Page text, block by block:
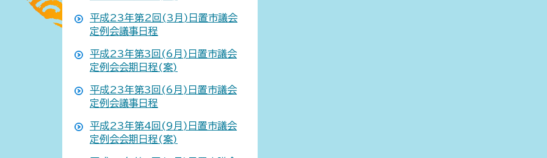
平成23年第2回(3月)日置市議会
定例会議事日程
平成23年第3回(6月)日置市議会
定例会会期日程(案)
平成23年第3回(6月)日置市議会
定例会議事日程
平成23年第4回(9月)日置市議会
定例会会期日程(案)